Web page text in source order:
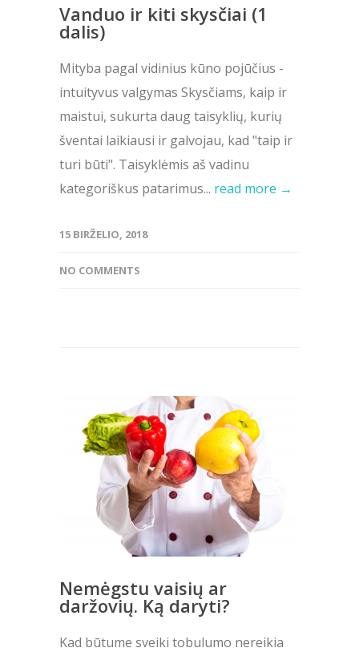
Vanduo ir kiti skysčiai (1
dalis)
Mityba pagal vidinius kūno pojūčius -
intuityvus valgymas Skysčiams, kaip ir
maistui, sukurta daug taisyklių, kurių
šventai laikiausi ir galvojau, kad "taip ir
turi būti". Taisyklėmis aš vadinu
kategoriškus patarimus... read more →
15 BIRŽELIO, 2018
NO COMMENTS
Nemėgstu vaisių ar
daržovių. Ką daryti?
Kad būtume sveiki tobulumo nereikia